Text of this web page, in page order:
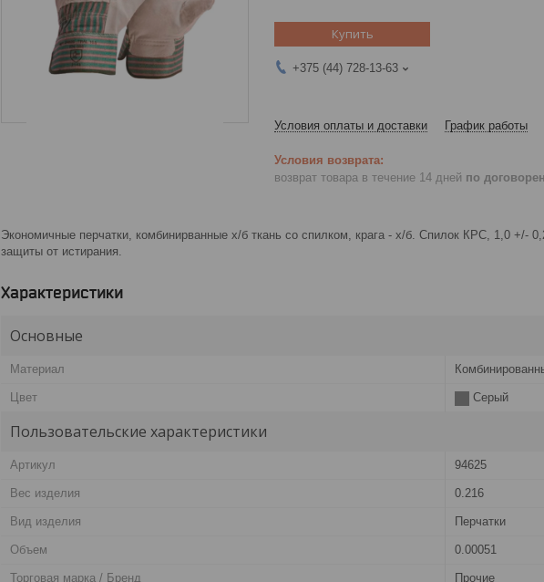
Купить
+375 (44) 728-13-63
Условия оплаты и доставки График работы
возврат товара в течение 14 дней по
Экономичные перчатки, комбинирванные х/б ткань со спилком, крага - х/б. Спилок КРС, 1,0 +/-
защиты от истирания.
Характеристики
Основные
Материал
Цвет Серый
Пользовательские характеристики
Артикул 94625
Вес изделия 0.216
Вид изделия Перчатки
Объем 0.00051
Торговая марка / Бренд Прочие